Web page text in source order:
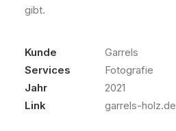
gibt.
Kunde
Garrels
Services
Fotografie
Jahr
2021
Link
garrels-holz.de